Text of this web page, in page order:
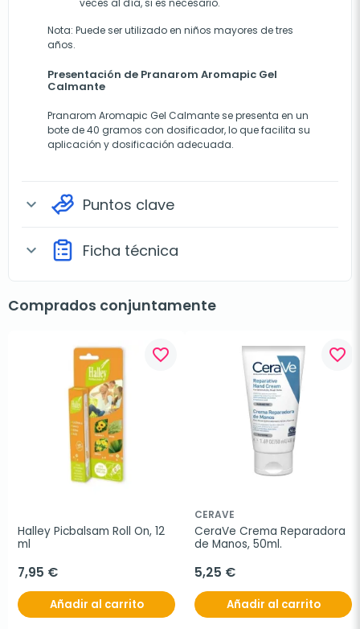
veces al día, si es necesario.
Nota: Puede ser utilizado en niños mayores de tres
años.
Presentación de Pranarom Aromapic Gel
Calmante
Pranarom Aromapic Gel Calmante se presenta en un
bote de 40 gramos con dosificador, lo que facilita su
aplicación y dosificación adecuada.
expand_more Puntos clave
expand_more Ficha técnica
Comprados conjuntamente
favorite_border
Halley Picbalsam Roll On, 12
ml
7,95 €
Añadir al carrito
favorite_border
CERAVE
CeraVe Crema Reparadora
de Manos, 50ml.
5,25 €
Añadir al carrito